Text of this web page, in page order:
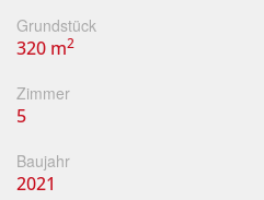
Grundstück
320 m2
Zimmer
5
Baujahr
2021